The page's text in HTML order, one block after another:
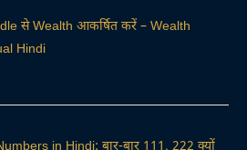
से Wealth आकर्षित करें – Wealth
Hindi